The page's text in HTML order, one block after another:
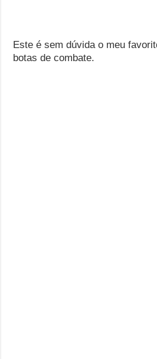
Este é sem dúvida o meu
botas de combate.